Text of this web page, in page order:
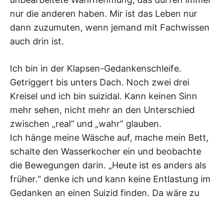
nur die anderen haben. Mir ist das Leben nur
dann zuzumuten, wenn jemand mit Fachwissen
auch drin ist.
Ich bin in der Klapsen-Gedankenschleife.
Getriggert bis unters Dach. Noch zwei drei
Kreisel und ich bin suizidal. Kann keinen Sinn
mehr sehen, nicht mehr an den Unterschied
zwischen „real“ und „wahr“ glauben.
Ich hänge meine Wäsche auf, mache mein Bett,
schalte den Wasserkocher ein und beobachte
die Bewegungen darin. „Heute ist es anders als
früher.“ denke ich und kann keine Entlastung im
Gedanken an einen Suizid finden. Da wäre zu